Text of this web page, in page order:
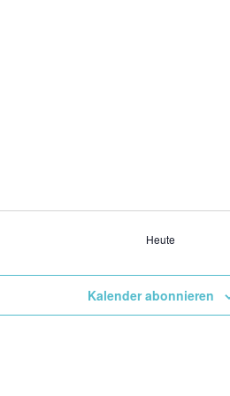
Heute
Kalender abonnieren